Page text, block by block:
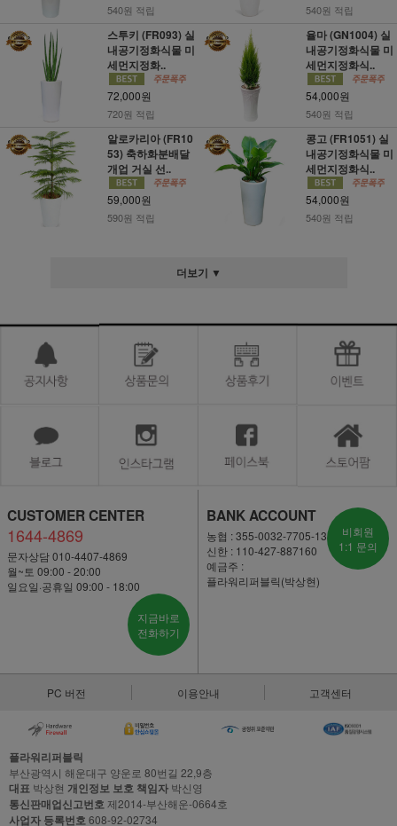
540원 적립 540원 적립
스투키 (FR093) 실
내공기정화식물 미
세먼지정화..
72,000원
720원 적립
율마 (GN1004) 실
내공기정화식물 미
세먼지정화식..
54,000원
540원 적립
알로카리아 (FR10
53) 축하화분배달
개업 거실 선..
59,000원
590원 적립
콩고 (FR1051) 실
내공기정화식물 미
세먼지정화식..
54,000원
540원 적립
더보기 ▼
CUSTOMER CENTER
1644-4869
문자상담 010-4407-4869
월~토 09:00 - 20:00
일요일·공휴일 09:00 - 18:00
지금바로
전화하기
BANK ACCOUNT
농협 : 355-0032-7705-13
신한 : 110-427-887160
예금주 :
플라워리퍼블릭(박상현)
비회원
1:1 문의
PC 버전 이용안내 고객센터
플라워리퍼블릭
부산광역시 해운대구 양운로 80번길 22,9층
대표 박상현 개인정보 보호 책임자 박신영
통신판매업신고번호제2014-부산해운-0664호
사업자 등록번호608-92-02734